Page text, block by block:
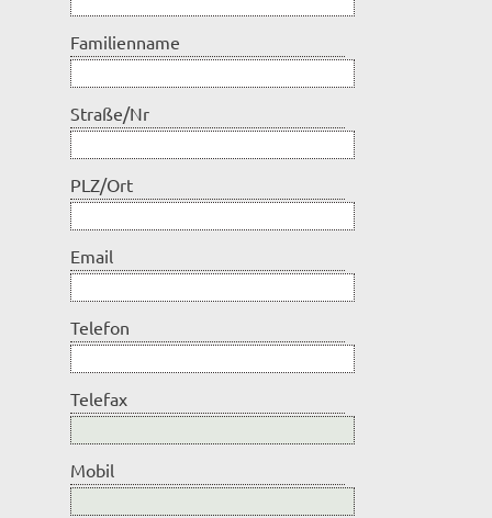
Familienname
Straße/Nr
PLZ/Ort
Email
Telefon
Telefax
Mobil